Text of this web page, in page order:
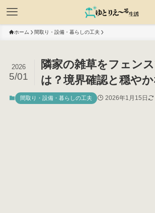
ホーム 間取り・設備・暮らしの工夫
隣家の雑草をフェン
は？境界確認と穏や
2026
5/01
間取り・設備・暮らしの工夫 2026年1月15日